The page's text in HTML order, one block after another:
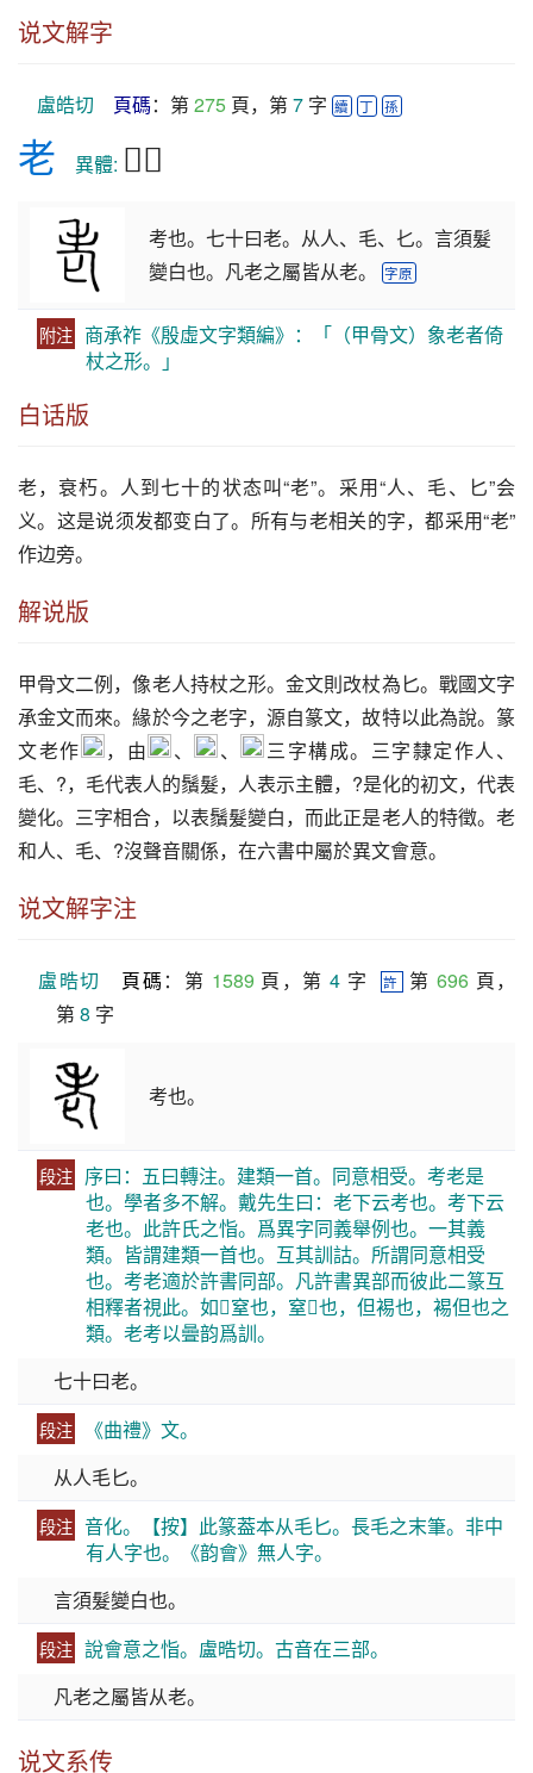
说文解字
盧皓切 頁碼：第 275 頁，第 7 字 續 丁 孫
老 異體: 𦒳𠈣
考也。七十曰老。从人、毛、𠤎。言須髮
變白也。凡老之屬皆从老。
字原
附注 商承祚《殷虛文字類編》：「（甲骨文）象老者倚
杖之形。」
白话版
老，衰朽。人到七十的状态叫“老”。采用“人、毛、匕”会
义。这是说须发都变白了。所有与老相关的字，都采用“老”
作边旁。
解说版
甲骨文二例，像老人持杖之形。金文則改杖為匕。戰國文字
承金文而來。緣於今之老字，源自篆文，故特以此為說。篆
文老作
，由 、 、
三字構成。三字隸定作人、
毛、?，毛代表人的鬚髮，人表示主體，?是化的初文，代表
變化。三字相合，以表鬚髮變白，而此正是老人的特徵。老
和人、毛、?沒聲音關係，在六書中屬於異文會意。
说文解字注
盧晧切 頁碼 ：第 1589 頁，第 4 字 許 第 696 頁，
第 8 字
考也。
段注 序曰：五曰轉注。建類一首。同意相受。考老是
也。學者多不解。戴先生曰：老下云考也。考下云
老也。此許氏之恉。爲異字同義舉例也。一其義
類。皆謂建類一首也。互其訓詁。所謂同意相受
也。考老適於許書同部。凡許書異部而彼此二篆互
相釋者視此。如𡫳窒也，窒𡫳也，但裼也，裼但也之
類。老考以曡韵爲訓。
七十曰老。
段注
《曲禮》文。
从人毛匕。
段注 音化。【按】此篆葢本从毛匕。長毛之末筆。非中
有人字也。《韵會》無人字。
言須髮變白也。
段注 說會意之恉。盧晧切。古音在三部。
凡老之屬皆从老。
说文系传